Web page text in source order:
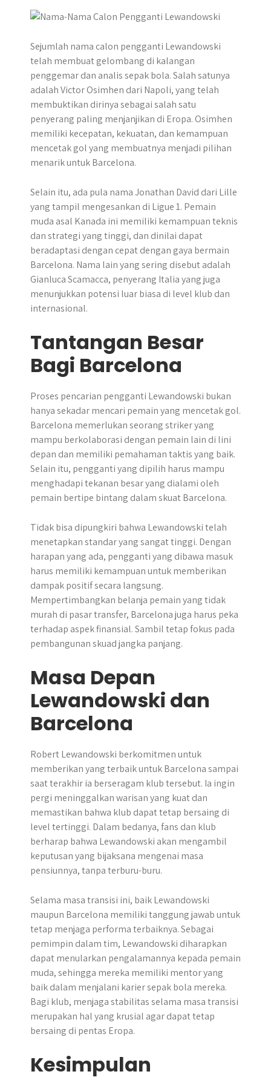
Sejumlah nama calon pengganti Lewandowski
telah membuat gelombang di kalangan
penggemar dan analis sepak bola. Salah satunya
adalah Victor Osimhen dari Napoli, yang telah
membuktikan dirinya sebagai salah satu
penyerang paling menjanjikan di Eropa. Osimhen
memiliki kecepatan, kekuatan, dan kemampuan
mencetak gol yang membuatnya menjadi pilihan
menarik untuk Barcelona.
Selain itu, ada pula nama Jonathan David dari Lille
yang tampil mengesankan di Ligue 1. Pemain
muda asal Kanada ini memiliki kemampuan teknis
dan strategi yang tinggi, dan dinilai dapat
beradaptasi dengan cepat dengan gaya bermain
Barcelona. Nama lain yang sering disebut adalah
Gianluca Scamacca, penyerang Italia yang juga
menunjukkan potensi luar biasa di level klub dan
internasional.
Tantangan Besar
Bagi Barcelona
Proses pencarian pengganti Lewandowski bukan
hanya sekadar mencari pemain yang mencetak gol.
Barcelona memerlukan seorang striker yang
mampu berkolaborasi dengan pemain lain di lini
depan dan memiliki pemahaman taktis yang baik.
Selain itu, pengganti yang dipilih harus mampu
menghadapi tekanan besar yang dialami oleh
pemain bertipe bintang dalam skuat Barcelona.
Tidak bisa dipungkiri bahwa Lewandowski telah
menetapkan standar yang sangat tinggi. Dengan
harapan yang ada, pengganti yang dibawa masuk
harus memiliki kemampuan untuk memberikan
dampak positif secara langsung.
Mempertimbangkan belanja pemain yang tidak
murah di pasar transfer, Barcelona juga harus peka
terhadap aspek finansial. Sambil tetap fokus pada
pembangunan skuad jangka panjang.
Masa Depan
Lewandowski dan
Barcelona
Robert Lewandowski berkomitmen untuk
memberikan yang terbaik untuk Barcelona sampai
saat terakhir ia berseragam klub tersebut. Ia ingin
pergi meninggalkan warisan yang kuat dan
memastikan bahwa klub dapat tetap bersaing di
level tertinggi. Dalam bedanya, fans dan klub
berharap bahwa Lewandowski akan mengambil
keputusan yang bijaksana mengenai masa
pensiunnya, tanpa terburu-buru.
Selama masa transisi ini, baik Lewandowski
maupun Barcelona memiliki tanggung jawab untuk
tetap menjaga performa terbaiknya. Sebagai
pemimpin dalam tim, Lewandowski diharapkan
dapat menularkan pengalamannya kepada pemain
muda, sehingga mereka memiliki mentor yang
baik dalam menjalani karier sepak bola mereka.
Bagi klub, menjaga stabilitas selama masa transisi
merupakan hal yang krusial agar dapat tetap
bersaing di pentas Eropa.
Kesimpulan